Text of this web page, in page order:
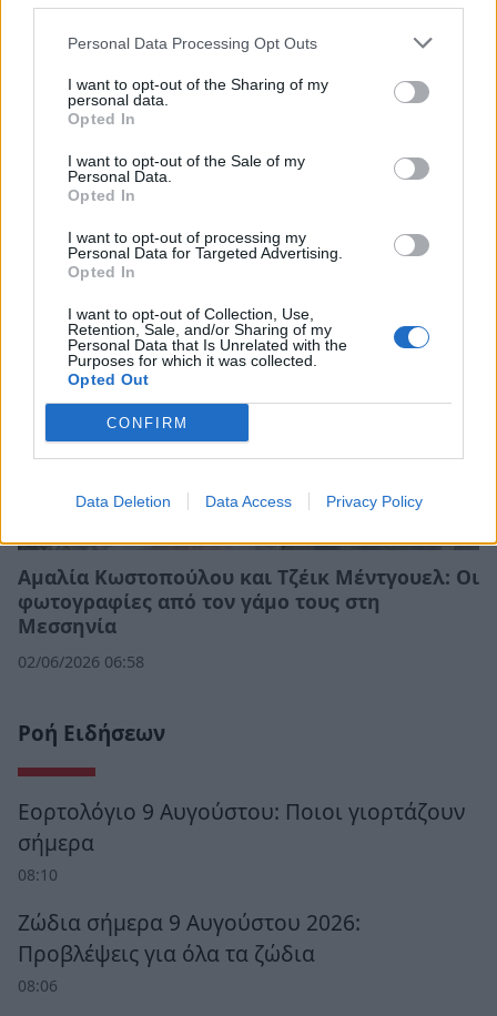
Personal Data Processing Opt Outs
I want to opt-out of the Sharing of my
personal data.
Opted In
I want to opt-out of the Sale of my
Personal Data.
Opted In
I want to opt-out of processing my
Personal Data for Targeted Advertising.
Opted In
I want to opt-out of Collection, Use,
Retention, Sale, and/or Sharing of my
Personal Data that Is Unrelated with the
Purposes for which it was collected.
Opted Out
CONFIRM
Data Deletion Data Access Privacy Policy
Σχετικά Άρθρα
Αμαλία Κωστοπούλου και Τζέικ Μέντγουελ: Οι
φωτογραφίες από τον γάμο τους στη
Μεσσηνία
02/06/2026 06:58
Ροή Ειδήσεων
Εορτολόγιο 9 Αυγούστου: Ποιοι γιορτάζουν
σήμερα
08:10
Ζώδια σήμερα 9 Αυγούστου 2026:
Προβλέψεις για όλα τα ζώδια
08:06